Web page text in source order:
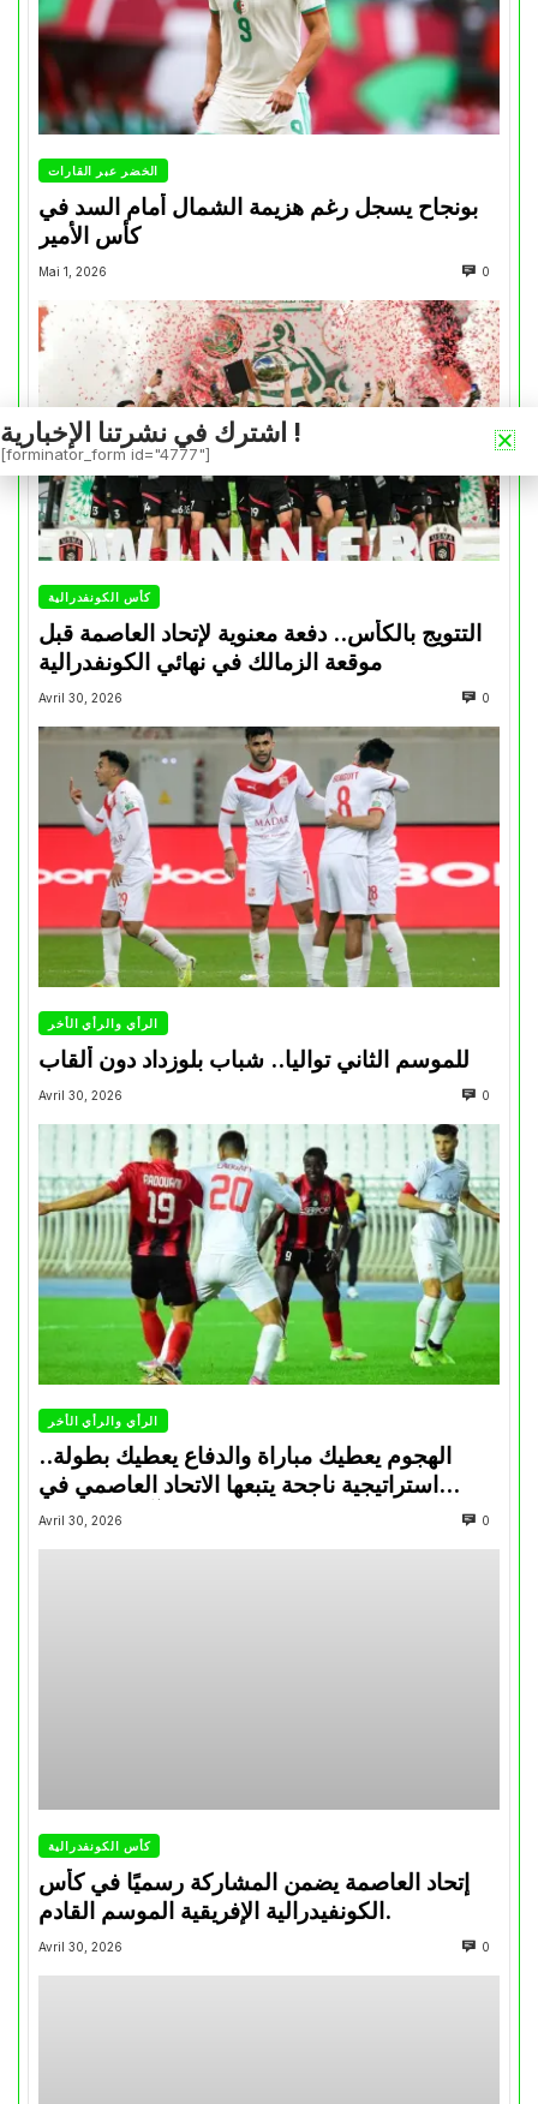
الخضر عبر القارات
بونجاح يسجل رغم هزيمة الشمال أمام السد في
كأس الأمير
Mai 1, 2026 0
كأس الكونفدرالية
التتويج بالكأس.. دفعة معنوية لإتحاد العاصمة قبل
موقعة الزمالك في نهائي الكونفدرالية
Avril 30, 2026 0
الرأي والرأي الأخر
للموسم الثاني تواليا.. شباب بلوزداد دون ألقاب
Avril 30, 2026 0
الرأي والرأي الأخر
الهجوم يعطيك مباراة والدفاع يعطيك بطولة..
استراتيجية ناجحة يتبعها الاتحاد العاصمي في
تتويجاته آخر السنوات
Avril 30, 2026 0
كأس الكونفدرالية
إتحاد العاصمة يضمن المشاركة رسميًا في كأس
الكونفيدرالية الإفريقية الموسم القادم.
Avril 30, 2026 0
اشترك في نشرتنا الإخبارية !
[forminator_form id="4777"]